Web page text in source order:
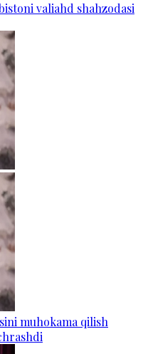
valiahd shahzodasi
muhokama qilish